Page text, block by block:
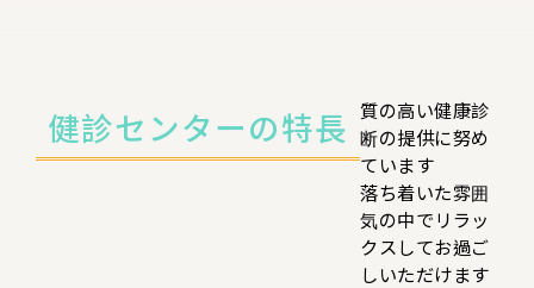
健診センターの特長 質の高い健康診
断の提供に努め
ています
落ち着いた雰囲
気の中でリラッ
クスしてお過ご
しいただけます